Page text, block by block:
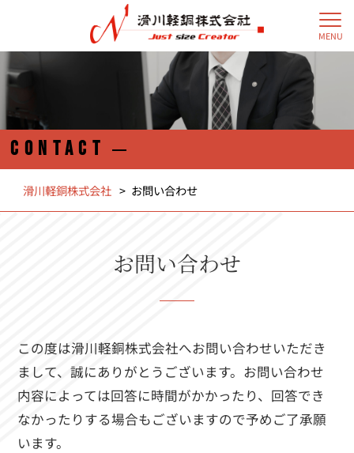
MENU
CONTACT
滑川軽銅株式会社 > お問い合わせ
お問い合わせ
この度は滑川軽銅株式会社へお問い合わせいただき
まして、誠にありがとうございます。お問い合わせ
内容によっては回答に時間がかかったり、回答でき
なかったりする場合もございますので予めご了承願
います。